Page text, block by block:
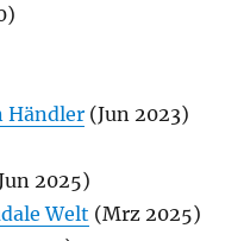
Händler (Jun 2023)
2025)
Welt (Mrz 2025)